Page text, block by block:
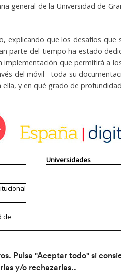
Pulsa "Aceptar todo" si
y/o rechazarlas..
general de la Universidad de
explicando que los desafíos que
parte del tiempo ha estado
que permitirá a
del móvil– toda su
y en qué grado de
de
Universidades
Aviso legal
Política de Privacidad